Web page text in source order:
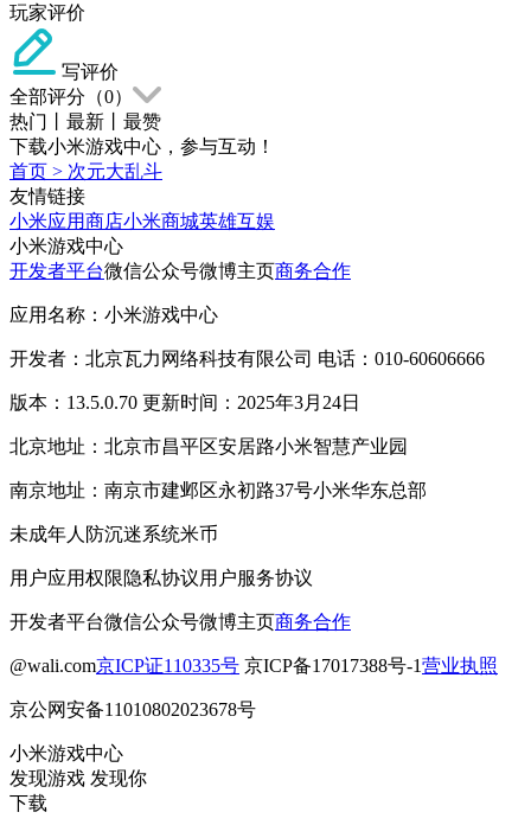
玩家评价
写评价
全部评分（0）
热门
最新
最赞
下载小米游戏中心，参与互动！
首页 > 次元大乱斗
友情链接
小米应用商店小米商城英雄互娱
小米游戏中心
开发者平台微信公众号微博主页商务合作
应用名称：小米游戏中心
开发者：北京瓦力网络科技有限公司 电话：010-60606666
版本：13.5.0.70 更新时间：2025年3月24日
北京地址：北京市昌平区安居路小米智慧产业园
南京地址：南京市建邺区永初路37号小米华东总部
未成年人防沉迷系统米币
用户应用权限隐私协议用户服务协议
开发者平台微信公众号微博主页商务合作
@wali.com京ICP证110335号 京ICP备17017388号-1营业执照
京公网安备11010802023678号
小米游戏中心
发现游戏 发现你
下载